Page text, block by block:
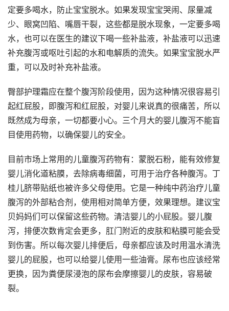
定要多喝水，防止宝宝脱水。如果发现宝宝哭闹、尿量减
少、眼窝凹陷、嘴唇干裂，这些都是脱水现象，一定要多喝
水，也可以在医生的建议下喝一些补盐液，补盐液可以迅速
补充腹泻或呕吐引起的水和电解质的流失。如果宝宝脱水严
重，可以及时补充补盐液。
臀部护理霜应在整个腹泻阶段使用，因为这种情况很容易引
起红屁股，即腹泻和红屁股，对婴儿来说真的很痛苦，所以
既然成为母亲，一切都要小心。三个月大的婴儿腹泻不能盲
目使用药物，以确保婴儿的安全。
目前市场上常用的儿童腹泻药物有：蒙脱石粉，能有效修复
婴儿消化道粘膜，去除病毒细菌，可用于治疗各种腹泻。丁
桂儿脐带贴纸也被许多父母使用。它是一种纯中药治疗儿童
腹泻的外部粘合剂，使用相对简单方便，效果理想。建议宝
贝妈妈们可以保留这些药物。清洁婴儿的小屁股。婴儿腹
泻，排便次数肯定会更多，肛门附近的皮肤和粘膜可能会受
到伤害。所以每次婴儿排便后，母亲都应该及时用温水清洗
婴儿的屁股，也可以给婴儿使用一些油膏。尿布也应该经常
更换，因为粪便尿浸泡的尿布会摩擦婴儿的皮肤，容易破
裂。